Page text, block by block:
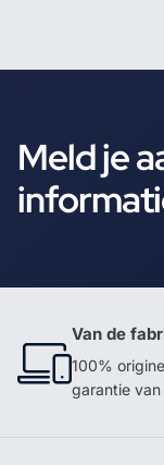
Meld je
Van de
100%
garantie